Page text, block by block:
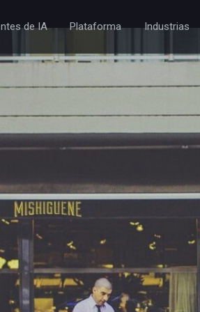
de IA Plataforma Industrias